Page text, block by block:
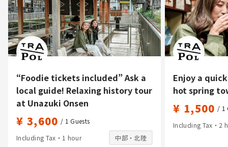
“Foodie tickets included” Ask a
local guide! Relaxing history tour
at Unazuki Onsen
¥ 3,600 / 1 Guests
Including Tax・1 hour
中部・北陸
Enjoy a
hot spring
¥ 1,500 / 1
Including Tax・2